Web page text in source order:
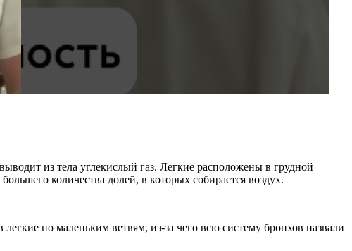
из тела углекислый газ. Легкие расположены в грудной
количества долей, в которых собирается воздух.
по маленьким ветвям, из-за чего всю систему бронхов назвали